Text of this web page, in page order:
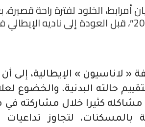
أمرابط، الخلود لفترة راحة
العالم “قطر 2022″، قبل العودة إلى ناديه
« لاناسيون » الإيطالية، إلى
حالته البدنية، والخضوع
مشاكله كثيرا خلال مشاركته
بالمسكنات، لتجاوز